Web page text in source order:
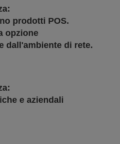
prodotti POS.
opzione
dall'ambiente di rete.
e aziendali